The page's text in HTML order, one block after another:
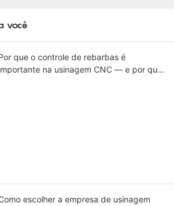
você
que o controle de rebarbas é
na usinagem CNC — e por que
escolher a empresa de usinagem